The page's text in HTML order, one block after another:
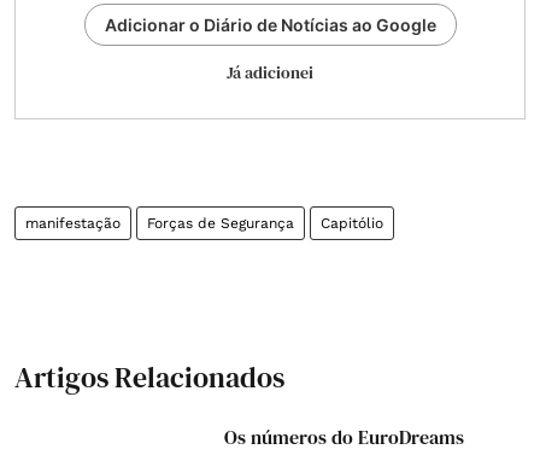
Adicionar o Diário de Notícias ao Google
Já adicionei
manifestação Forças de Segurança Capitólio
Artigos Relacionados
Os números do EuroDreams